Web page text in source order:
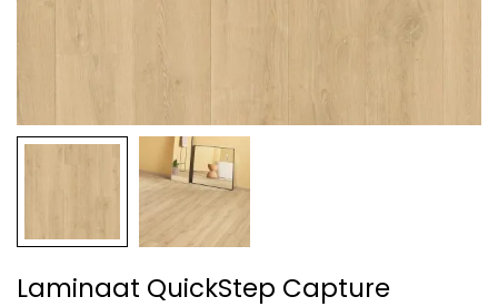
Laminaat QuickStep Capture